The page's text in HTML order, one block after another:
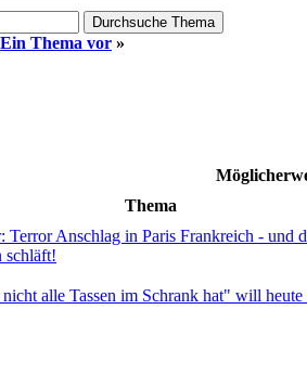
Ein Thema vor »
Thema
Terror Anschlag in Paris Frankreich - und
schläft!
alle Tassen im Schrank hat" will